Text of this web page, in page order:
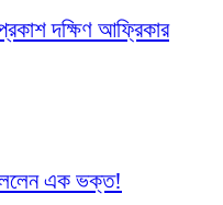
প্রকাশ দক্ষিণ আফ্রিকার
বললেন এক ভক্ত!